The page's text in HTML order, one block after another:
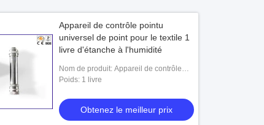
Appareil de contrôle pointu
universel de point pour le textile 1
livre d'étanche à l'humidité
Nom de produit: Appareil de contrôle
pointu de point
Poids: 1 livre
Obtenez le meilleur prix